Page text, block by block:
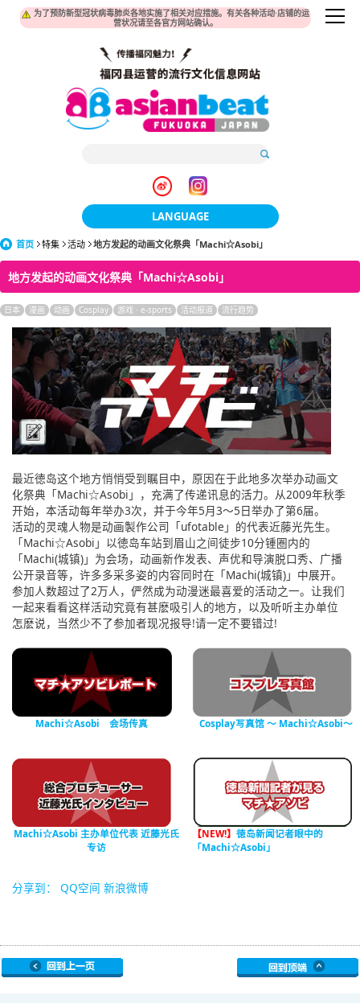
为了预防新型冠状病毒肺炎各地实施了相关对应措施。有关各种活动·店铺的运
营状况请至各官方网站确认。
LANGUAGE
日本語
한국어
簡体中文
繁體中文
English
ภาษาไทย
tiéng Viêt
Bahasa Indonesia
首页 特集 活动 地方发起的动画文化祭典「Machi☆Asobi」
地方发起的动画文化祭典「Machi☆Asobi」
日本 漫画 动画 Cosplay 游戏 · e-sports 活动报道 流行趋势
最近徳岛这个地方悄悄受到瞩目中，原因在于此地多次举办动画文
化祭典「Machi☆Asobi」，充满了传递讯息的活力。从2009年秋季
开始，本活动每年举办3次，并于今年5月3～5日举办了第6届。
活动的灵魂人物是动画製作公司「ufotable」的代表近藤光先生。
「Machi☆Asobi」以徳岛车站到眉山之间徒步10分锺圏内的
「Machi(城镇)」为会场，动画新作发表、声优和导演脱口秀、广播
公开录音等，许多多采多姿的内容同时在「Machi(城镇)」中展开。
参加人数超过了2万人，俨然成为动漫迷最喜爱的活动之一。让我们
一起来看看这样活动究竟有甚麽吸引人的地方，以及听听主办单位
怎麽说，当然少不了参加者现况报导!请一定不要错过!
Machi☆Asobi 会场传真
Machi☆Asobi 主办单位代表 近藤光氏
专访
Cosplay写真馆 ～ Machi☆Asobi～
【NEW!】 徳岛新闻记者眼中的
「Machi☆Asobi」
分享到： QQ空间 新浪微博